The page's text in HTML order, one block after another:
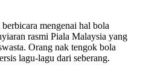
mengenai hal bola
rasmi Piala Malaysia yang
Orang nak tengok bola
lagu-lagu dari seberang.